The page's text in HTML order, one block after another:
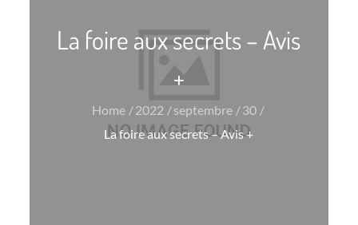
La foire aux secrets – Avis
+
Home 2022 septembre
30
La foire aux secrets – Avis +